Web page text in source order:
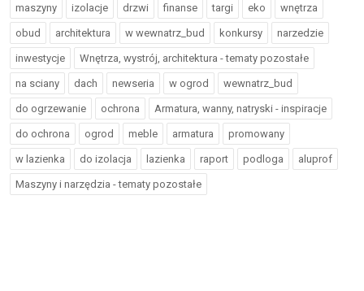
maszyny izolacje drzwi finanse targi eko wnętrza
obud architektura w wewnatrz_bud konkursy narzedzie
inwestycje Wnętrza, wystrój, architektura - tematy pozostałe
na sciany dach newseria w ogrod wewnatrz_bud
do ogrzewanie ochrona Armatura, wanny, natryski - inspiracje
do ochrona ogrod meble armatura promowany
w lazienka do izolacja lazienka raport podloga aluprof
Maszyny i narzędzia - tematy pozostałe